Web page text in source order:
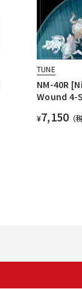
TUNE
NM-40R
Wound 4-
¥7,150 （